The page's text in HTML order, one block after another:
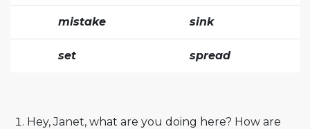
mistake sink
set spread
Hey, Janet, what are you doing here? How are